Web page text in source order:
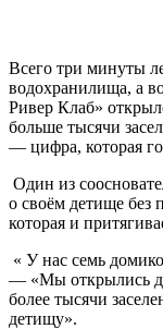
Всего три минуты
водохранилища, а
Ривер Клаб»
больше тысячи
— цифра, которая
Один из
о своём детище без
которая и
« У нас семь
— «Мы открылись
более тысячи
детищу».